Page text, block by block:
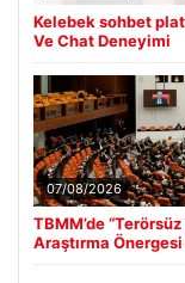
Kelebek sohbet
Ve Chat Deneyimi
07/08/2026
TBMM’de
Araştırma